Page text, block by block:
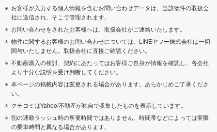
お客様が入力する個人情報を含むお問い合わせデータは、当該物件の取扱会
社に送信され、そこで管理されます。
お問い合わせをされたお客様へは、取扱会社がご連絡いたします。
物件に関するお客様のお問い合わせについては、LINEヤフー株式会社は一切
関与いたしません。取扱会社に直接ご確認ください。
不動産購入の検討、契約にあたってはお客様ご自身が情報を確認し、各会社
より十分な説明を受け判断してください。
本ページの掲載内容は変更される場合があります。あらかじめご了承くださ
い。
クチコミはYahoo!不動産が独自で収集したものを表示しています。
朝の通勤ラッシュ時の所要時間ではありません。時間帯などによっては実際
の乗車時間と異なる場合があります。